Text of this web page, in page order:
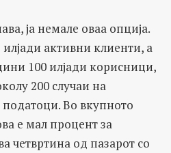
ја немале оваа опција.
активни клиенти, а
100 илјади корисници,
200 случаи на
Во вкупното
е мал процент за
четвртина од пазарот со